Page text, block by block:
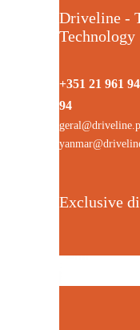
Driveline -
Technology
+351 21 961 94
94
Exclusive